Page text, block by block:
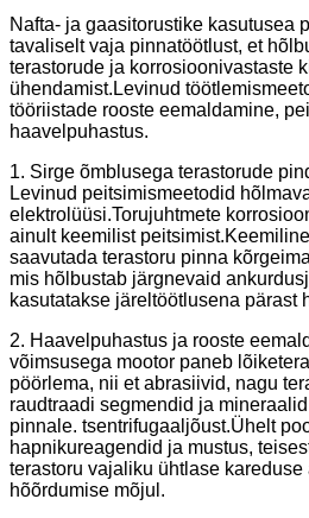
Nafta- ja gaasitorustike kasutusea
tavaliselt vaja pinnatöötlust, et
terastorude ja korrosioonivastaste
ühendamist.Levinud
tööriistade rooste eemaldamine,
haavelpuhastus.
1. Sirge õmblusega terastorude
Levinud peitsimismeetodid
elektrolüüsi.Torujuhtmete
ainult keemilist
saavutada terastoru pinna
mis hõlbustab järgnevaid
kasutatakse järeltöötlusena pärast
2. Haavelpuhastus ja rooste
võimsusega mootor paneb
pöörlema, nii et abrasiivid, nagu
raudtraadi segmendid ja
pinnale. tsentrifugaaljõust.Ühelt
hapnikureagendid ja mustus,
terastoru vajaliku ühtlase
hõõrdumise mõjul.